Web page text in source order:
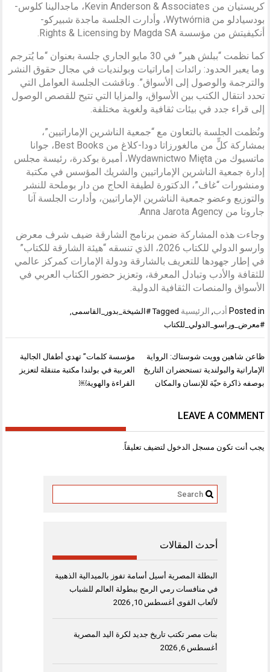
كريستيان من Kevin Anderson & Associates، ماجدالينا كلوس-
بودسيادلو من Wytwórnia، وأدارت الجلسة ماجدة شبيركو-
أنكيفيتش من مؤسسة Rights & Licensing by Magda SA.
كما نظمت “ببلش هير” في 30 مايو الجاري جلسة بعنوان “ما يُترجم
وما يعبر الحدود: رائدات إماراتيات وبولنديات في مجال حقوق النشر
والترجمة والوصول إلى الأسواق”. وناقشت الجلسة العوامل التي
تحدد انتقال الكتب بين الأسواق، والمزايا التي تتيح للقصص الوصول
إلى قراء جدد في بيئات ثقافية ولغوية مختلفة.
ونُظمت الجلسة بالتعاون مع “جمعية الناشرين الإماراتيين”،
بمشاركة كلٍّ من مالغورزاتا دودا-كلاغ من Best Books، جوانا
ماتسيوك من Wydawnictwo Mięta، أميرة بوكدرة، رئيسة مجلس
إدارة جمعية الناشرين الإماراتيين والشريك المؤسس في مكتبة
ومنشورات “غاف”، الدكتورة لطيفة الحاج من دار بوملحة للنشر
والتوزيع وعضو جمعية الناشرين الإماراتيين، وأدارت الجلسة آنا
جاروتا من Anna Jarota Agency.
وجاءت هذه المشاركة ضمن برنامج الشارقة ضيف شرف معرض
وارسو الدولي للكتاب 2026، الذي تنسقه “هيئة الشارقة للكتاب”
في إطار جهودها للتعريف بالشارقة ودولة الإمارات كمركز عالمي
للثقافة والأدب وتبادل المعرفة، وتعزيز حضور الكتاب العربي في
الأسواق والمنصات الثقافية الدولية.
Posted in أدب, الرئيسية Tagged #الشيخة_بدور_القاسمى,
#معرض_وراسو_الدولي_للكتاب
تصفّح
المقالات
مؤسسة كلمات” تهدي أطفال الجالية
العربية في بولندا مكتبة متنقلة لتعزيز
القراءة والهوية￼
ظاعن شاهين وويت شوستاك: الرواية
الإماراتية والبولندية تستحضران التاريخ
بوصفه ذاكرة حيّة للإنسان والمكان
LEAVE A COMMENT
يجب أنت تكون مسجل الدخول لتضيف تعليقاً.
أحدث المقالات
البطلة المصرية أسيل أسامة تفوز بالميدالية الذهبية
في منافسات رمي الرمح ببطولة العالم للشباب
لألعاب القوى أغسطس 10, 2026
بنات مصر تكتب تاريخ جديد لكرة اليد المصرية
أغسطس 6, 2026